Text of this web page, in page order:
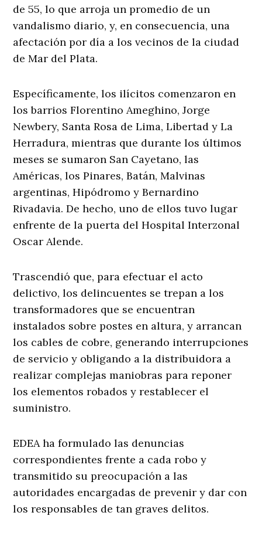
de 55, lo que arroja un promedio de un
vandalismo diario, y, en consecuencia, una
afectación por día a los vecinos de la ciudad
de Mar del Plata.
Específicamente, los ilícitos comenzaron en
los barrios Florentino Ameghino, Jorge
Newbery, Santa Rosa de Lima, Libertad y La
Herradura, mientras que durante los últimos
meses se sumaron San Cayetano, las
Américas, los Pinares, Batán, Malvinas
argentinas, Hipódromo y Bernardino
Rivadavia. De hecho, uno de ellos tuvo lugar
enfrente de la puerta del Hospital Interzonal
Oscar Alende.
Trascendió que, para efectuar el acto
delictivo, los delincuentes se trepan a los
transformadores que se encuentran
instalados sobre postes en altura, y arrancan
los cables de cobre, generando interrupciones
de servicio y obligando a la distribuidora a
realizar complejas maniobras para reponer
los elementos robados y restablecer el
suministro.
EDEA ha formulado las denuncias
correspondientes frente a cada robo y
transmitido su preocupación a las
autoridades encargadas de prevenir y dar con
los responsables de tan graves delitos.